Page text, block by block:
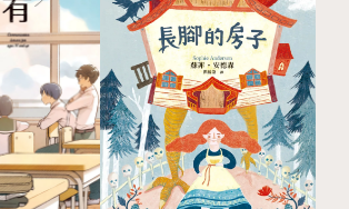
報社專欄作者、教科書課文編寫作者，
國小教師、五年多的廣播節目主持人，
斜槓工作的可能性。
大學、臺東大學兒童文學研究所。得過